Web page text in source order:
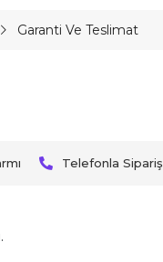
Garanti Ve Teslimat
Telefonla Sipariş